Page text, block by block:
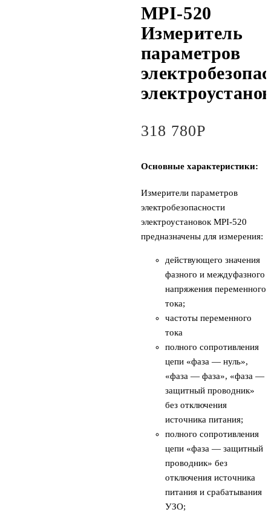
MPI-520
Измеритель
параметров
318 780Р
Основные характеристики:
Измерители параметров
электробезопасности
электроустановок MPI-520
предназначены для измерения:
действующего значения
фазного и междуфазного
напряжения переменного
тока;
частоты переменного
тока
полного сопротивления
цепи «фаза — нуль»,
«фаза — фаза», «фаза —
защитный проводник»
без отключения
источника питания;
полного сопротивления
цепи «фаза — защитный
проводник» без
отключения источника
питания и срабатывания
УЗО;